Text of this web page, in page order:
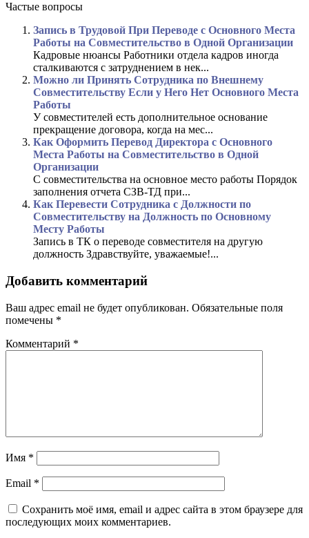
Частые вопросы
Запись в Трудовой При Переводе с Основного Места
Работы на Совместительство в Одной Организации
Кадровые нюансы Работники отдела кадров иногда
сталкиваются с затруднением в нек...
Можно ли Принять Сотрудника по Внешнему
Совместительству Если у Него Нет Основного Места
Работы
У совместителей есть дополнительное основание
прекращение договора, когда на мес...
Как Оформить Перевод Директора с Основного
Места Работы на Совместительство в Одной
Организации
С совместительства на основное место работы Порядок
заполнения отчета СЗВ-ТД при...
Как Перевести Сотрудника с Должности по
Совместительству на Должность по Основному
Месту Работы
Запись в ТК о переводе совместителя на другую
должность Здравствуйте, уважаемые!...
Добавить комментарий
Ваш адрес email не будет опубликован. Обязательные поля
помечены *
Комментарий *
Имя *
Email *
Сохранить моё имя, email и адрес сайта в этом браузере для
последующих моих комментариев.